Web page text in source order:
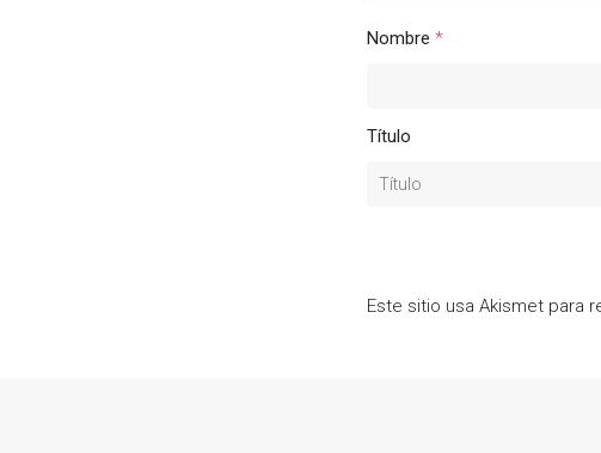
Nombre *
Título
Este sitio usa Akismet para